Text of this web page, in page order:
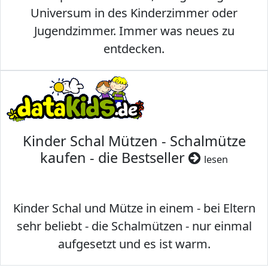
Universum in des Kinderzimmer oder
Jugendzimmer. Immer was neues zu
entdecken.
Kinder Schal Mützen - Schalmütze
kaufen - die Bestseller
lesen
Kinder Schal und Mütze in einem - bei Eltern
sehr beliebt - die Schalmützen - nur einmal
aufgesetzt und es ist warm.